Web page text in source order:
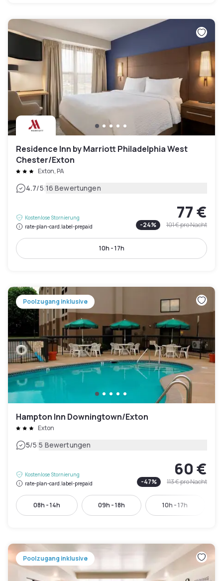
Residence Inn by Marriott Philadelphia West
Chester/Exton
Exton, PA
4.7/5|16 Bewertungen
Kostenlose Stornierung
rate-plan-card.label-prepaid
77 €
-24% 101 €pro Nacht
10h - 17h
Poolzugang inklusive
Hampton Inn Downingtown/Exton
Exton
5/5|5 Bewertungen
Kostenlose Stornierung
rate-plan-card.label-prepaid
60 €
-47% 113 €pro Nacht
08h - 14h 09h - 18h 10h - 17h
Poolzugang inklusive